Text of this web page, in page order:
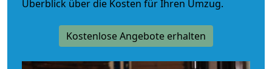
Überblick über die Kosten für Ihren Umzug.
Kostenlose Angebote erhalten